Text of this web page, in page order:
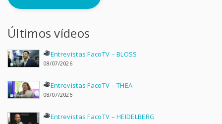
Últimos vídeos
Entrevistas FacoTV – BLOSS
08/07/2026
Entrevistas FacoTV – THEA
08/07/2026
Entrevistas FacoTV – HEIDELBERG